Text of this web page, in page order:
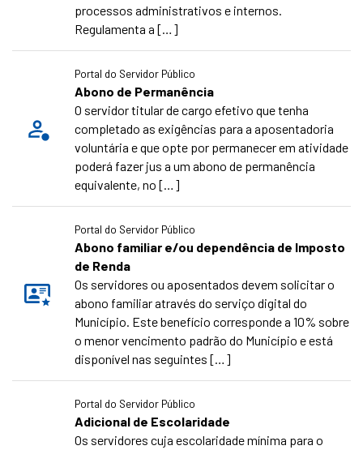
processos administrativos e internos.
Regulamenta a […]
Portal do Servidor Público
Abono de Permanência
O servidor titular de cargo efetivo que tenha
completado as exigências para a aposentadoria
voluntária e que opte por permanecer em atividade
poderá fazer jus a um abono de permanência
equivalente, no […]
Portal do Servidor Público
Abono familiar e/ou dependência de Imposto
de Renda
Os servidores ou aposentados devem solicitar o
abono familiar através do serviço digital do
Município. Este benefício corresponde a 10% sobre
o menor vencimento padrão do Município e está
disponível nas seguintes […]
Portal do Servidor Público
Adicional de Escolaridade
Os servidores cuja escolaridade mínima para o